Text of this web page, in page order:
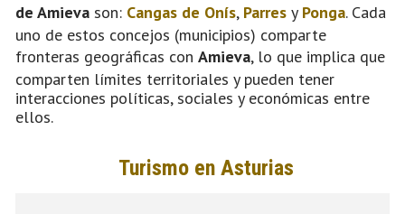
de Amieva son: Cangas de Onís, Parres y Ponga. Cada
uno de estos concejos (municipios) comparte
fronteras geográficas con Amieva, lo que implica que
comparten límites territoriales y pueden tener
interacciones políticas, sociales y económicas entre
ellos.